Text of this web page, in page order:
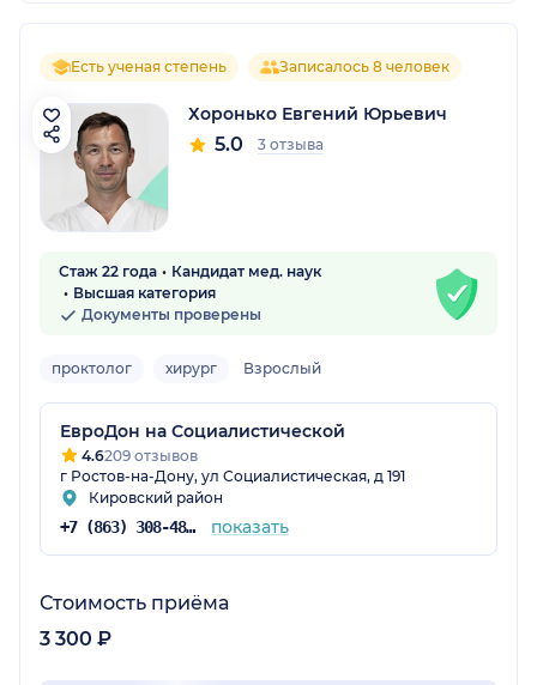
Есть ученая степень Записалось 8 человек
Хоронько Евгений Юрьевич
5.0 3 отзыва
Стаж 22 года
Кандидат мед. наук
Высшая категория
Документы проверены
проктолог хирург Взрослый
ЕвроДон на Социалистической
4.6209 отзывов
г Ростов-на-Дону, ул Социалистическая, д 191
Кировский район
+7 (863) 308-48-57 показать
Стоимость приёма
3 300 ₽